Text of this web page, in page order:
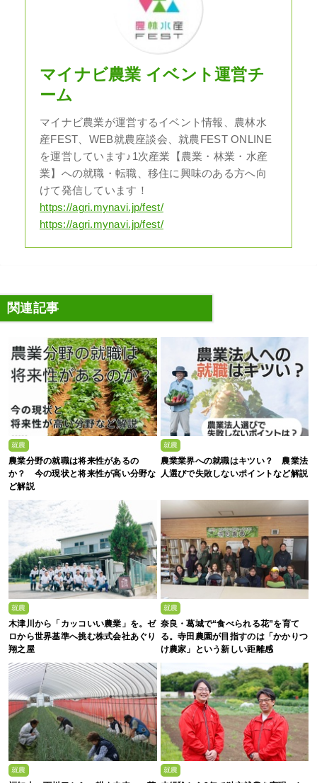
マイナビ農業 イベント運営チ
ーム
マイナビ農業が運営するイベント情報、農林水
産FEST、WEB就農座談会、就農FEST ONLINE
を運営しています♪1次産業【農業・林業・水産
業】への就職・転職、移住に興味のある方へ向
けて発信しています！
https://agri.mynavi.jp/fest/
https://agri.mynavi.jp/fest/
関連記事
就農
農業分野の就職は将来性があるの
か？ 今の現状と将来性が高い分野な
ど解説
就農
農業業界への就職はキツい？ 農業法
人選びで失敗しないポイントなど解説
就農
木津川から「カッコいい農業」を。ゼ
ロから世界基準へ挑む株式会社あぐり
翔之屋
就農
奈良・葛城で“食べられる花”を育て
る。寺田農園が目指すのは「かかりつ
け農家」という新しい距離感
就農 就農